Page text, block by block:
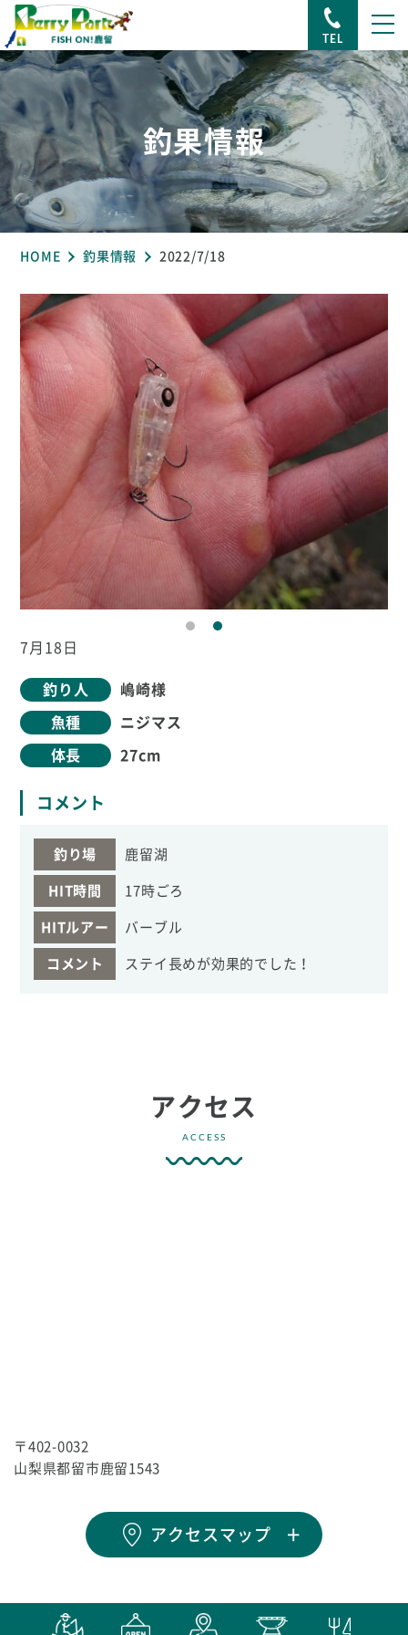
TEL
釣果情報
HOME 釣果情報 2022/7/18
7月18日
釣り人 嶋崎様
魚種 ニジマス
体長 27cm
コメント
釣り場 鹿留湖
HIT時間 17時ごろ
HITルアー バーブル
コメント ステイ長めが効果的でした！
アクセス
ACCESS
〒402-0032
山梨県都留市鹿留1543
アクセスマップ